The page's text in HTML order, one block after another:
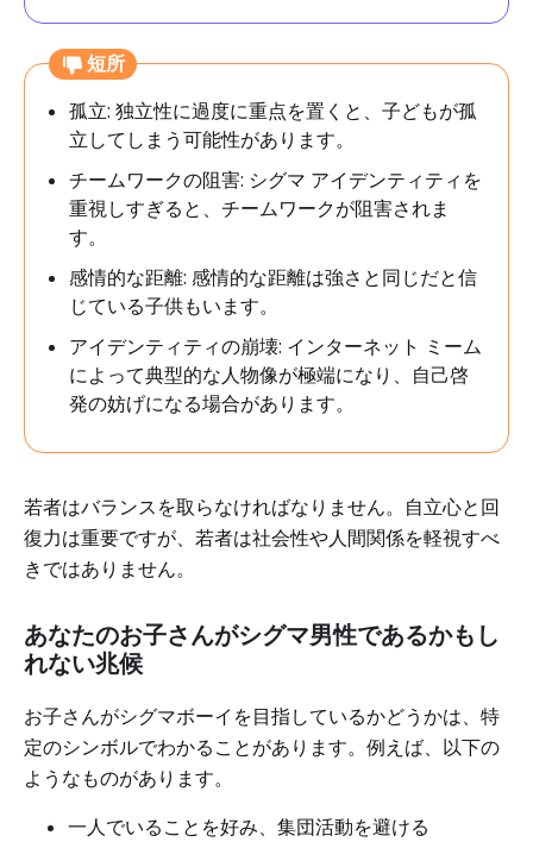
短所
孤立: 独立性に過度に重点を置くと、子どもが孤
立してしまう可能性があります。
チームワークの阻害: シグマ アイデンティティを
重視しすぎると、チームワークが阻害されま
す。
感情的な距離: 感情的な距離は強さと同じだと信
じている子供もいます。
アイデンティティの崩壊: インターネット ミーム
によって典型的な人物像が極端になり、自己啓
発の妨げになる場合があります。
若者はバランスを取らなければなりません。自立心と回
復力は重要ですが、若者は社会性や人間関係を軽視すべ
きではありません。
あなたのお子さんがシグマ男性であるかもし
れない兆候
お子さんがシグマボーイを目指しているかどうかは、特
定のシンボルでわかることがあります。例えば、以下の
ようなものがあります。
一人でいることを好み、集団活動を避ける